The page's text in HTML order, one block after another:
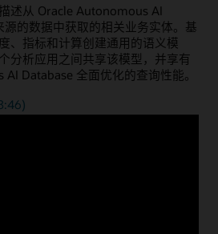
述从 Oracle Autonomous AI
的数据中获取的相关业务实体。基
、指标和计算创建通用的语义模
分析应用之间共享该模型，并享有
Database 全面优化的查询性能。